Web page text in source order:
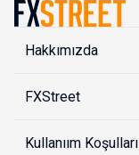
Hakkımızda
FXStreet
Kullanıım Koşulları